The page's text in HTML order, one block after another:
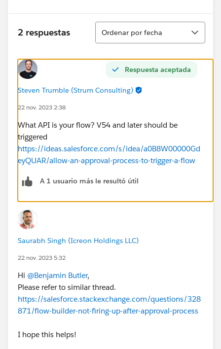
2 respuestas
Ordenar
Ordenar por fecha
Respuesta aceptada
Steven Trumble (Strum Consulting)
22 nov. 2023 2:38
What API is your flow? V54 and later should be
triggered
https://ideas.salesforce.com/s/idea/a0B8W00000Gd
eyQUAR/allow-an-approval-process-to-trigger-a-flow
A 1 usuario más le resultó útil
Saurabh Singh (Icreon Holdings LLC)
22 nov. 2023 5:32
Hi @Benjamin Butler,
Please refer to similar thread.
https://salesforce.stackexchange.com/questions/328
871/flow-builder-not-firing-up-after-approval-process
I hope this helps!